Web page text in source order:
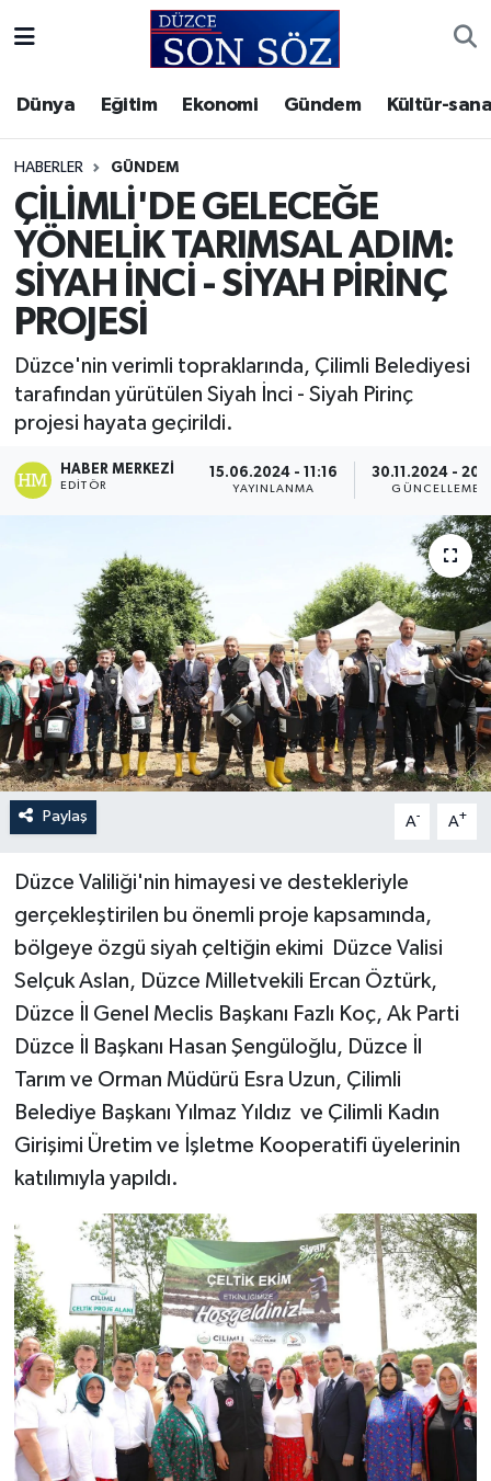
Dünya Eğitim Ekonomi Gündem Kültür-
HABERLER GÜNDEM
ÇİLİMLİ'DE GELECEĞE
YÖNELİK TARIMSAL ADIM:
SİYAH İNCİ - SİYAH PİRİNÇ
PROJESİ
Düzce'nin verimli topraklarında, Çilimli Belediyesi
tarafından yürütülen Siyah İnci - Siyah Pirinç
projesi hayata geçirildi.
HABER MERKEZI
EDITÖR
15.06.2024 - 11:16
YAYINLANMA
30.11.2024 -
GÜNCELLEME
Paylaş A- A+
Düzce Valiliği'nin himayesi ve destekleriyle
gerçekleştirilen bu önemli proje kapsamında,
bölgeye özgü siyah çeltiğin ekimi Düzce Valisi
Selçuk Aslan, Düzce Milletvekili Ercan Öztürk,
Düzce İl Genel Meclis Başkanı Fazlı Koç, Ak Parti
Düzce İl Başkanı Hasan Şengüloğlu, Düzce İl
Tarım ve Orman Müdürü Esra Uzun, Çilimli
Belediye Başkanı Yılmaz Yıldız ve Çilimli Kadın
Girişimi Üretim ve İşletme Kooperatifi üyelerinin
katılımıyla yapıldı.
Gizlilik Sözleşmesi
İletişim
Künye
Video Galeri
Akçakoca Hava Durumu
Akçakoca Trafik Yoğunluk Haritası
Süper Lig Puan Durumu ve Fikstür
Tüm Manşetler
Son Dakika Haberleri
Haber Arşivi